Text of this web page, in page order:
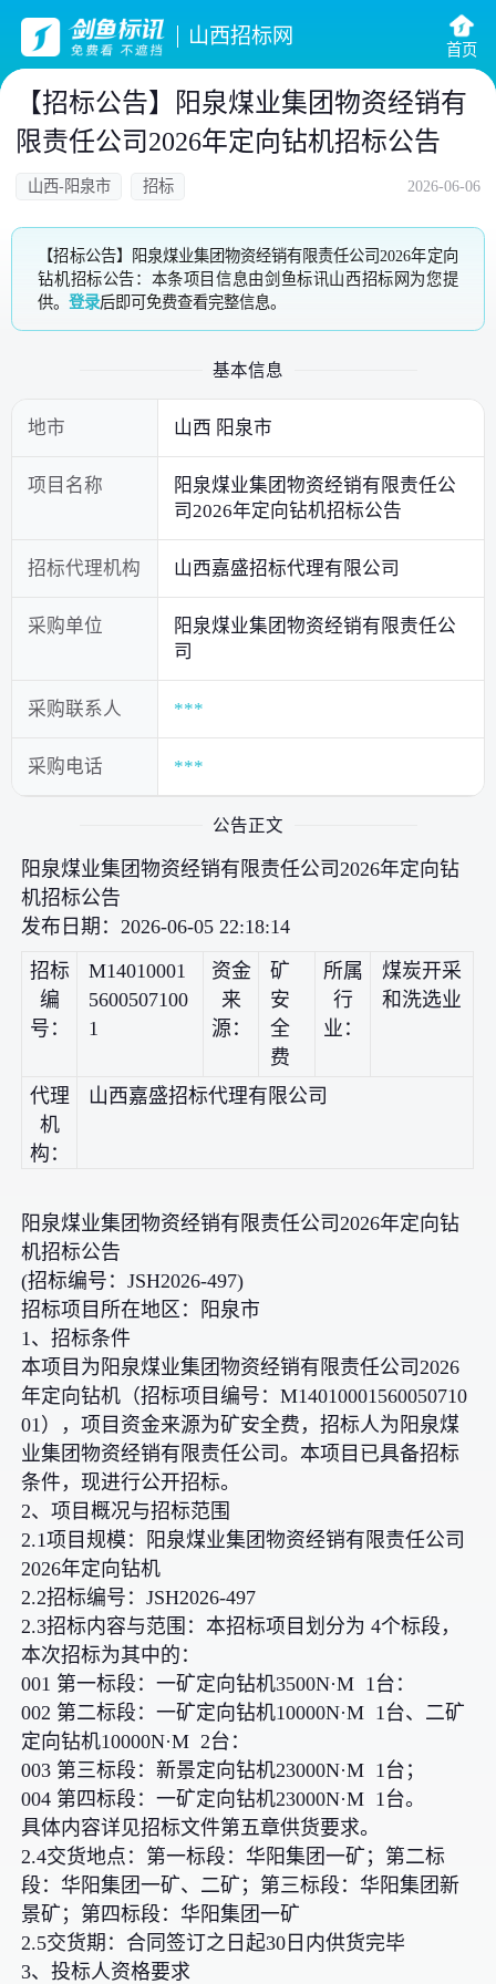
山西招标网
首页
【招标公告】阳泉煤业集团物资经销有
限责任公司2026年定向钻机招标公告
山西-阳泉市 招标 2026-06-06
【招标公告】阳泉煤业集团物资经销有限责任公司2026年定向
钻机招标公告：本条项目信息由剑鱼标讯山西招标网为您提
供。登录后即可免费查看完整信息。
基本信息
地市 山西 阳泉市
项目名称
阳泉煤业集团物资经销有限责任公
司2026年定向钻机招标公告
招标代理机构 山西嘉盛招标代理有限公司
采购单位
阳泉煤业集团物资经销有限责任公
司
采购联系人 ***
采购电话 ***
公告正文
阳泉煤业集团物资经销有限责任公司2026年定向钻
机招标公告
发布日期：2026-06-05 22:18:14
招标
编
号：
M14010001
5600507100
1
资金
来
源：
矿
安
全
费
所属
行
业：
煤炭开采
和洗选业
代理
机
构：
山西嘉盛招标代理有限公司
阳泉煤业集团物资经销有限责任公司2026年定向钻
机招标公告
(招标编号：JSH2026-497)
招标项目所在地区：阳泉市
1、招标条件
本项目为阳泉煤业集团物资经销有限责任公司2026
年定向钻机（招标项目编号：M14010001560050710
01），项目资金来源为矿安全费，招标人为阳泉煤
业集团物资经销有限责任公司。本项目已具备招标
条件，现进行公开招标。
2、项目概况与招标范围
2.1项目规模：阳泉煤业集团物资经销有限责任公司
2026年定向钻机
2.2招标编号：JSH2026-497
2.3招标内容与范围：本招标项目划分为 4个标段，
本次招标为其中的：
001 第一标段：一矿定向钻机3500N·M 1台：
002 第二标段：一矿定向钻机10000N·M 1台、二矿
定向钻机10000N·M 2台：
003 第三标段：新景定向钻机23000N·M 1台；
004 第四标段：一矿定向钻机23000N·M 1台。
具体内容详见招标文件第五章供货要求。
2.4交货地点：第一标段：华阳集团一矿；第二标
段：华阳集团一矿、二矿；第三标段：华阳集团新
景矿；第四标段：华阳集团一矿
2.5交货期：合同签订之日起30日内供货完毕
3、投标人资格要求